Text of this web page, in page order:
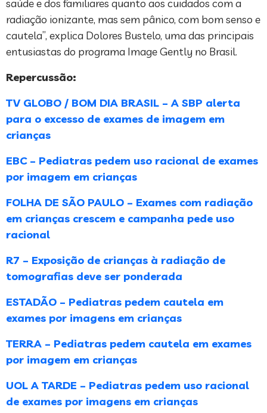
saúde e dos familiares quanto aos cuidados com a
radiação ionizante, mas sem pânico, com bom senso e
cautela”, explica Dolores Bustelo, uma das principais
entusiastas do programa Image Gently no Brasil.
Repercussão:
TV GLOBO / BOM DIA BRASIL – A SBP alerta
para o excesso de exames de imagem em
crianças
EBC – Pediatras pedem uso racional de exames
por imagem em crianças
FOLHA DE SÃO PAULO – Exames com radiação
em crianças crescem e campanha pede uso
racional
R7 – Exposição de crianças à radiação de
tomografias deve ser ponderada
ESTADÃO – Pediatras pedem cautela em
exames por imagens em crianças
TERRA – Pediatras pedem cautela em exames
por imagem em crianças
UOL A TARDE – Pediatras pedem uso racional
de exames por imagens em crianças